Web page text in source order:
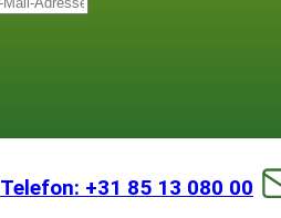
Telefon: +31 85 13 080 00